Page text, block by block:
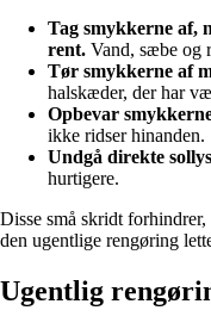
Tag smykkerne af,
rent. Vand, sæbe og
Tør smykkerne af
halskæder, der har
Opbevar
ikke ridser hinanden.
Undgå direkte
hurtigere.
Disse små skridt
den ugentlige rengøring
Ugentlig